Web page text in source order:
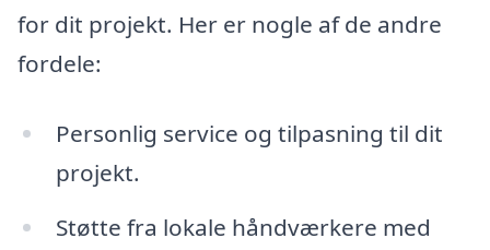
for dit projekt. Her er nogle af de andre
fordele:
Personlig service og tilpasning til dit
projekt.
Støtte fra lokale håndværkere med